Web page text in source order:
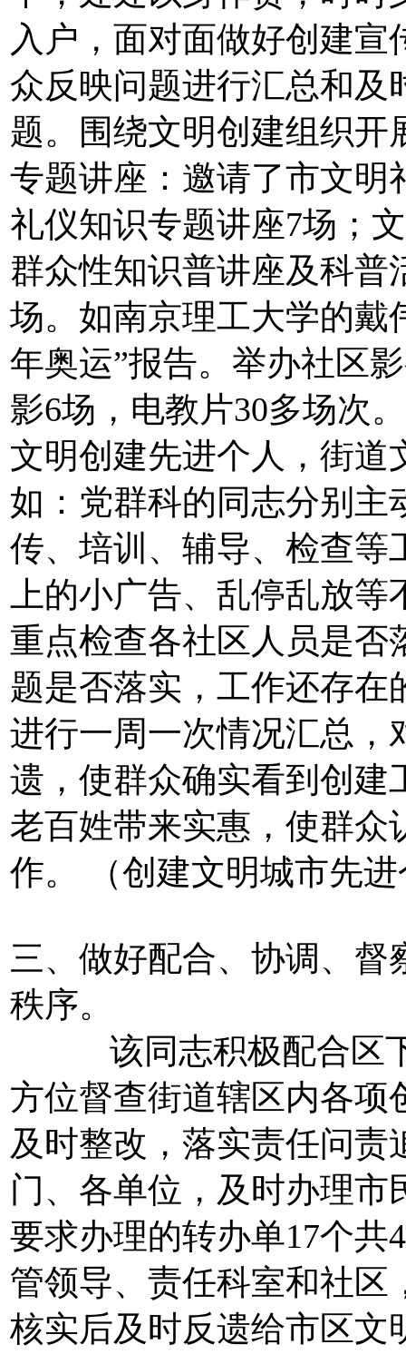
入户，面对面做好创建
众反映问题进行汇总和及
题。围绕文明创建组织开
专题讲座：邀请了市文明
礼仪知识专题讲座7场；
群众性知识普讲座及科普
场。如南京理工大学的戴
年奥运”报告。举办社区
影6场，电教片30多场次
文明创建先进个人，街道
如：党群科的同志分别主
传、培训、辅导、检查等
上的小广告、乱停乱放
重点检查各社区人员是否
题是否落实，工作还存在
进行一周一次情况汇总，
遗，使群众确实看到创建
老百姓带来实惠，使群众
作。 （创建文明城市先
三、做好配合、协调、
秩序。
该同志积极配合区下
方位督查街道辖区内各项
及时整改，落实责任问
门、各单位，及时办理
要求办理的转办单17个共
管领导、责任科室和社区
核实后及时反遗给市区文